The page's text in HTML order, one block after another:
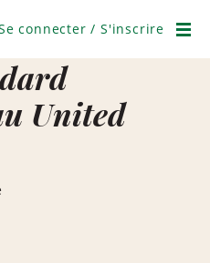
connecter / S'inscrire
United